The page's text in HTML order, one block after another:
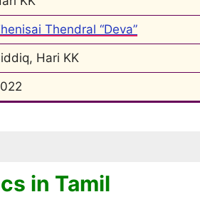
Thendral “Deva”
Hari KK
in Tamil